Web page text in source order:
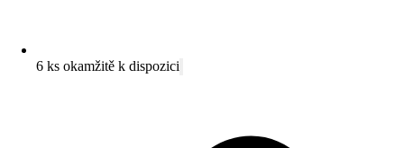
6 ks okamžitě k dispozici